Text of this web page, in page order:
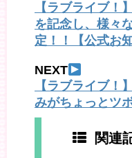
【ラブライブ
を記念し、様々
定！！【公式お
NEXT
【ラブライブ！
みがちょっとツ
関連